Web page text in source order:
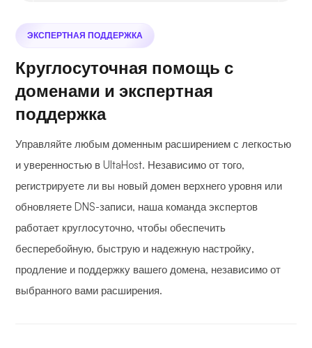
ЭКСПЕРТНАЯ ПОДДЕРЖКА
Круглосуточная помощь с
доменами и экспертная
поддержка
Управляйте любым доменным расширением с легкостью
и уверенностью в UltaHost. Независимо от того,
регистрируете ли вы новый домен верхнего уровня или
обновляете DNS-записи, наша команда экспертов
работает круглосуточно, чтобы обеспечить
бесперебойную, быструю и надежную настройку,
продление и поддержку вашего домена, независимо от
выбранного вами расширения.